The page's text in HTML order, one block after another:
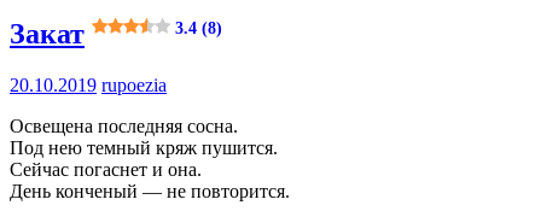
Закат 3.4 (8)
20.10.2019 rupoezia
Освещена последняя сосна.
Под нею темный кряж пушится.
Сейчас погаснет и она.
День конченый — не повторится.